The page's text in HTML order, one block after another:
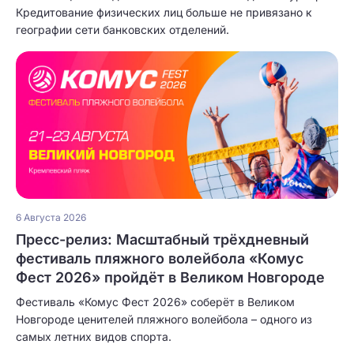
Кредитование физических лиц больше не привязано к
географии сети банковских отделений.
6 Августа 2026
Пресс-релиз: Масштабный трёхдневный
фестиваль пляжного волейбола «Комус
Фест 2026» пройдёт в Великом Новгороде
Фестиваль «Комус Фест 2026» соберёт в Великом
Новгороде ценителей пляжного волейбола – одного из
самых летних видов спорта.